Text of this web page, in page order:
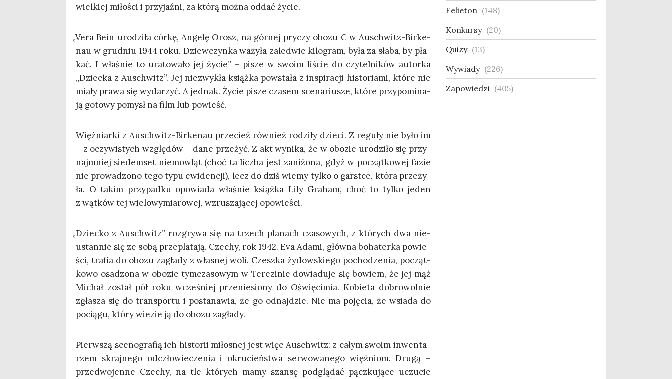
wiel­kiej miło­ści i przy­jaź­ni, za któ­rą moż­na oddać życie.
„Vera Bein uro­dzi­ła cór­kę, Ange­lę Orosz, na gór­nej pry­czy obo­zu C w Auschwitz-Bir­ke­
nau w grud­niu 1944 roku. Dziew­czyn­ka waży­ła zale­d­wie kilo­gram, była za sła­ba, by pła­
kać. I wła­śnie to ura­to­wa­ło jej życie” – pisze w swo­im liście do czy­tel­ni­ków autor­ka
„Dziec­ka z Auschwitz”. Jej nie­zwy­kła książ­ka powsta­ła z inspi­ra­cji histo­ria­mi, któ­re nie
mia­ły pra­wa się wyda­rzyć. A jed­nak. Życie pisze cza­sem sce­na­riu­sze, któ­re przy­po­mi­na­
ją goto­wy pomysł na film lub powieść.
Więź­niar­ki z Auschwitz-Bir­ke­nau prze­cież rów­nież rodzi­ły dzie­ci. Z regu­ły nie było im
– z oczy­wi­stych wzglę­dów – dane prze­żyć. Z akt wyni­ka, że w obo­zie uro­dzi­ło się przy­
naj­mniej sie­dem­set nie­mow­ląt (choć ta licz­ba jest zani­żo­na, gdyż w począt­ko­wej fazie
nie pro­wa­dzo­no tego typu ewi­den­cji), lecz do dziś wie­my tyl­ko o gar­st­ce, któ­ra prze­ży­
ła. O takim przy­pad­ku opo­wia­da wła­śnie książ­ka Lily Gra­ham, choć to tyl­ko jeden
z wąt­ków tej wie­lo­wy­mia­ro­wej, wzru­sza­ją­cej opowieści.
„Dziec­ko z Auschwitz” roz­gry­wa się na trzech pla­nach cza­so­wych, z któ­rych dwa nie­
ustan­nie się ze sobą prze­pla­ta­ją. Cze­chy, rok 1942. Eva Ada­mi, głów­na boha­ter­ka powie­
ści, tra­fia do obo­zu zagła­dy z wła­snej woli. Czesz­ka żydow­skie­go pocho­dze­nia, począt­
ko­wo osa­dzo­na w obo­zie tym­cza­so­wym w Tere­zi­nie dowia­du­je się bowiem, że jej mąż
Michał został pół roku wcze­śniej prze­nie­sio­ny do Oświę­ci­mia. Kobie­ta dobro­wol­nie
zgła­sza się do trans­por­tu i posta­na­wia, że go odnaj­dzie. Nie ma poję­cia, że wsia­da do
pocią­gu, któ­ry wie­zie ją do obo­zu zagłady.
Pierw­szą sce­no­gra­fią ich histo­rii miło­snej jest więc Auschwitz: z całym swo­im inwen­ta­
rzem skraj­ne­go odczło­wie­cze­nia i okru­cień­stwa ser­wo­wa­ne­go więź­niom. Dru­gą –
przed­wo­jen­ne Cze­chy, na tle któ­rych mamy szan­sę pod­glą­dać pącz­ku­ją­ce uczu­cie
Felieton (148)
Konkursy (20)
Quizy (13)
Wywiady (226)
Zapowiedzi (405)